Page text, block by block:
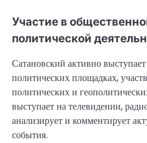
Участие в
политической
Сатановский активно
политических площадках,
политических и
выступает на телевидении,
анализирует и комментирует
события.